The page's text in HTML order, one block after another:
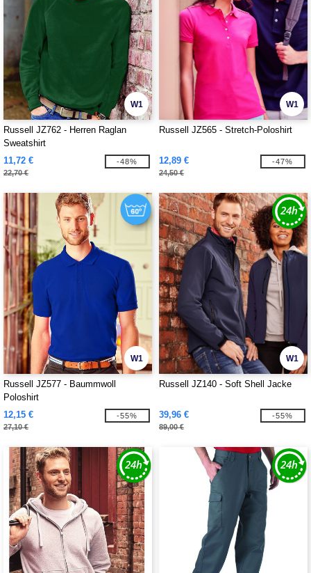
W1
Russell JZ762 - Herren Raglan
Sweatshirt
11,72 €
22,70 €
-48%
W1
Russell JZ565 - Stretch-Poloshirt
12,89 €
24,50 €
-47%
W1
Russell JZ577 - Baummwoll
Poloshirt
12,15 €
27,10 €
-55%
W1
Russell JZ140 - Soft Shell Jacke
39,96 €
89,00 €
-55%